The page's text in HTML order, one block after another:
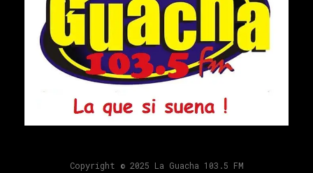
Copyright © 2025 La Guacha 103.5 FM